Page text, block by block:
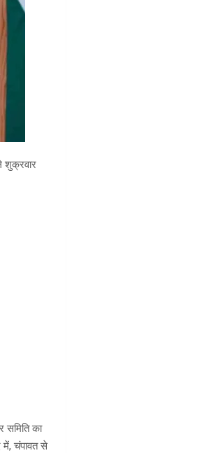
शुक्रवार
समिति का
में, चंपावत से